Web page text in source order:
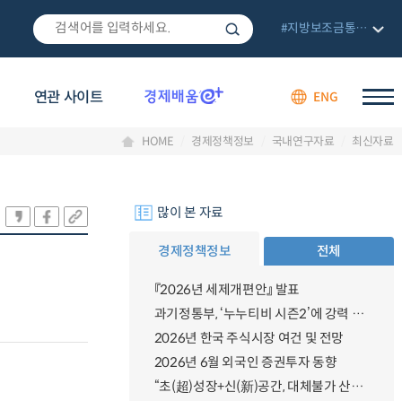
연관 사이트 ENG
#지방보조금통합관리망
HOME 경제정책정보 국내연구자료 최신자료
많이 본 자료
경제정책정보 전체
『2026년 세제개편안』 발표
과기정통부, ‘누누티비 시즌2’에 강력 대응 의지 밝혀
2026년 한국 주식시장 여건 및 전망
2026년 6월 외국인 증권투자 동향
“초(超)성장+신(新)공간, 대체불가 산업강국”